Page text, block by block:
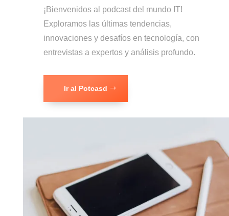
¡Bienvenidos al podcast del mundo IT!
Exploramos las últimas tendencias,
innovaciones y desafíos en tecnología, con
entrevistas a expertos y análisis profundo.
Ir al Potcasd